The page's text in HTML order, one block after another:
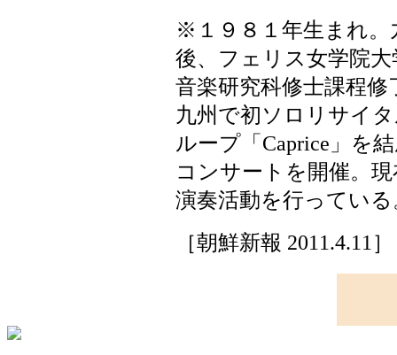
※１９８１年生まれ。
後、フェリス女学院
音楽研究科修士課程
九州で初ソロリサイ
ループ「Caprice」を
コンサートを開催。
演奏活動を行っている
［朝鮮新報 2011.4.11］